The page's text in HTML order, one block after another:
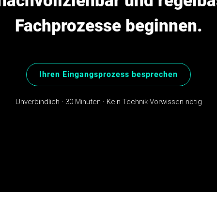
Fachprozesse beginnen.
Ihren Eingangsprozess besprechen
Unverbindlich · 30 Minuten · Kein Technik-Vorwissen nötig